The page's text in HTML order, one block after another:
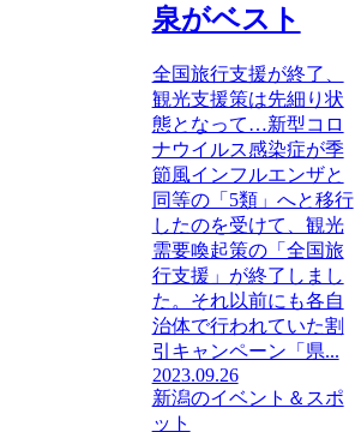
泉がベスト
全国旅行支援が終了、
観光支援策は先細り状
態となって…新型コロ
ナウイルス感染症が季
節風インフルエンザと
同等の「5類」へと移行
したのを受けて、観光
需要喚起策の「全国旅
行支援」が終了しまし
た。それ以前にも各自
治体で行われていた割
引キャンペーン「県...
2023.09.26
新潟のイベント＆スポ
ット